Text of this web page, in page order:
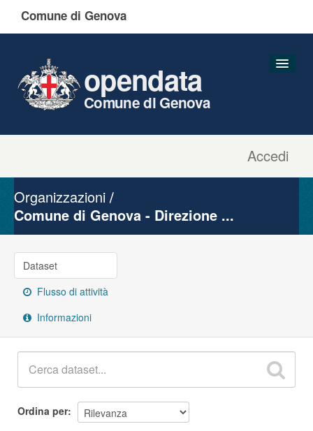
Comune di Genova
Accedi
opendata
Comune di Genova
Gruppi
Organizzazioni
Comune di Genova - Direzione ...
Dataset
Flusso di attività
Informazioni
Ordina per